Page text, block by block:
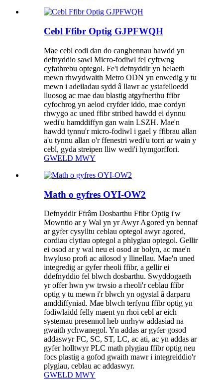
Cebl Ffibr Optig GJPFWQH
Mae cebl codi dan do canghennau hawdd yn
defnyddio sawl Micro-fodiwl fel cyfrwng
cyfathrebu optegol. Fe'i defnyddir yn helaeth
mewn rhwydwaith Metro ODN yn enwedig y tu
mewn i adeiladau sydd â llawr ac ystafelloedd
lluosog ac mae dau blastig atgyfnerthu ffibr
cyfochrog yn aelod cryfder iddo, mae cordyn
rhwygo ac uned ffibr stribed hawdd ei dynnu
wedi'u hamddiffyn gan wain LSZH. Mae'n
hawdd tynnu'r micro-fodiwl i gael y ffibrau allan
a'u tynnu allan o'r ffenestri wedi'u torri ar wain y
cebl, gyda streipen lliw wedi'i hymgorffori.
GWELD MWY
Math o gyfres OYI-OW2
Defnyddir Ffrâm Dosbarthu Ffibr Optig i'w
Mowntio ar y Wal yn yr Awyr Agored yn bennaf
ar gyfer cysylltu ceblau optegol awyr agored,
cordiau clytiau optegol a phlygiau optegol. Gellir
ei osod ar y wal neu ei osod ar bolyn, ac mae'n
hwyluso profi ac ailosod y llinellau. Mae'n uned
integredig ar gyfer rheoli ffibr, a gellir ei
ddefnyddio fel blwch dosbarthu. Swyddogaeth
yr offer hwn yw trwsio a rheoli'r ceblau ffibr
optig y tu mewn i'r blwch yn ogystal â darparu
amddiffyniad. Mae blwch terfynu ffibr optig yn
fodiwlaidd felly maent yn rhoi cebl ar eich
systemau presennol heb unrhyw addasiad na
gwaith ychwanegol. Yn addas ar gyfer gosod
addaswyr FC, SC, ST, LC, ac ati, ac yn addas ar
gyfer holltwyr PLC math plygiau ffibr optig neu
focs plastig a gofod gwaith mawr i integreiddio'r
plygiau, ceblau ac addaswyr.
GWELD MWY